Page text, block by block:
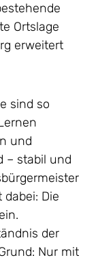
Ortslage
erweitert
sind so
und
– stabil und
Die
der
Nur mit